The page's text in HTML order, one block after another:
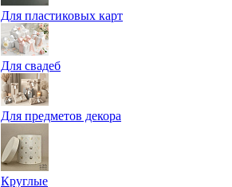
Для пластиковых карт
Для свадеб
Для предметов декора
Круглые